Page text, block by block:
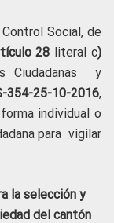
Social, de
28 literal c)
Ciudadanas y
354-25-10-2016,
individual o
para vigilar
la selección y
del cantón